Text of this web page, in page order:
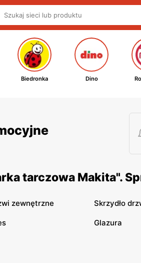
Biedronka Dino
tarczowa Makita".
zewnętrzne Skrzydło
Glazura